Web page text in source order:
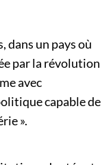
dans un pays où
par la révolution
avec
capable de
».